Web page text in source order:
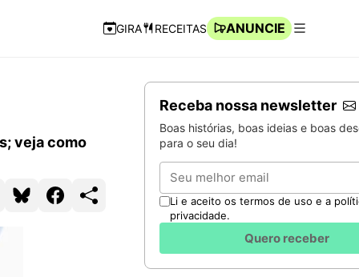
Navegação Rápida
GIRA RECEITAS
ANUNCIE
veja como
Receba nossa newsletter
Boas histórias, boas ideias e boas
para o seu dia!
Email
Li e aceito os termos de uso e a
privacidade.
Quero receber